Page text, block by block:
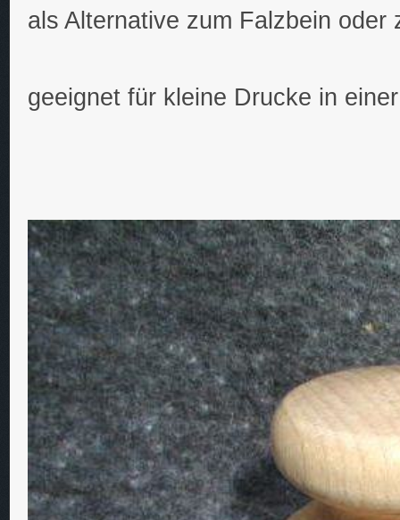
als Alternative zum Falzbein oder
geeignet für kleine Drucke in